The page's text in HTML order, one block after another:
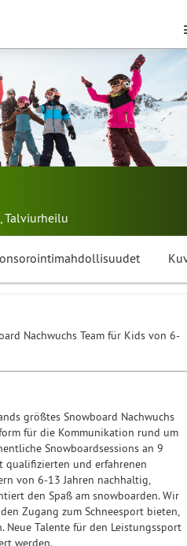
,Talviurheilu
Nachwuchs Team für Kids von 6-
größtes Snowboard Nachwuchs
für die Kommunikation rund um
Snowboardsessions an 9
qualifizierten und erfahrenen
von 6-13 Jahren nachhaltig,
den Spaß am snowboarden. Wir
Zugang zum Schneesport bieten,
Neue Talente für den Leistungssport
werden.